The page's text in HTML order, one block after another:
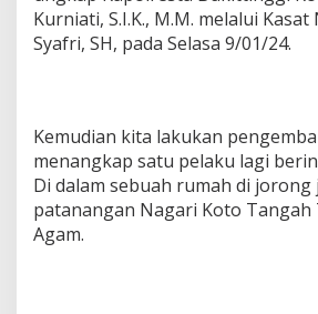
Kurniati, S.I.K., M.M. melalui Kasat
Syafri, SH, pada Selasa 9/01/24.
Kemudian kita lakukan
menangkap satu pelaku lagi
Di dalam sebuah rumah di jorong
patanangan Nagari Koto Tangah
Agam.